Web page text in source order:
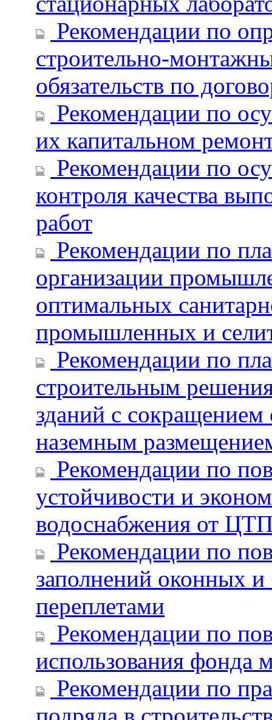
Рекомендации по
строительно-
обязательств по
Рекомендации по
их капитальном
Рекомендации по
контроля качества
работ
Рекомендации по
организации
оптимальных
промышленных и
Рекомендации по
строительным
зданий с
наземным
Рекомендации по
устойчивости и
водоснабжения от
Рекомендации по
заполнений оконных
переплетами
Рекомендации по
использования фонда
Рекомендации по